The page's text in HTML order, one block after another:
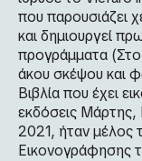
που παρουσιάζει
και δημιουργεί
προγράμματα (Στο
άκου σκέψου και
Βιβλία που έχει
εκδόσεις Μάρτης,
2021, ήταν μέλος
Εικονογράφησης